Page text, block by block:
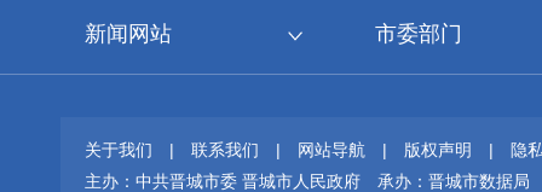
新闻网站 市委部门
关于我们 | 联系我们 | 网站导航 | 版权声明 |
隐
主办：中共晋城市委 晋城市人民政府
承办：晋城市数据局